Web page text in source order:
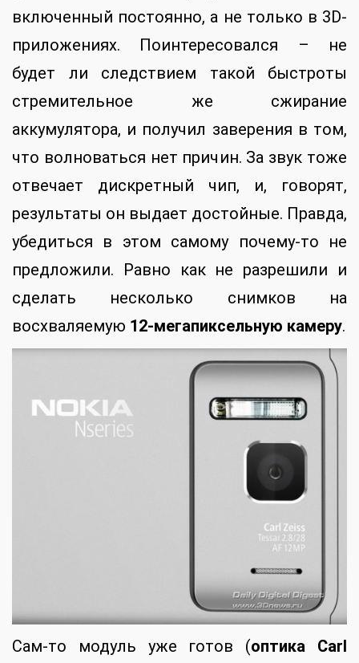
включенный постоянно, а не только в 3D-
приложениях. Поинтересовался – не
будет ли следствием такой быстроты
стремительное же сжирание
аккумулятора, и получил заверения в том,
что волноваться нет причин. За звук тоже
отвечает дискретный чип, и, говорят,
результаты он выдает достойные. Правда,
убедиться в этом самому почему-то не
предложили. Равно как не разрешили и
сделать несколько снимков на
восхваляемую 12-мегапиксельную камеру.
Сам-то модуль уже готов (оптика Carl